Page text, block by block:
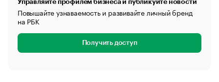
Управляйте профилем бизнеса и публикуйте новости
Повышайте узнаваемость и развивайте личный бренд
на РБК
Получить доступ